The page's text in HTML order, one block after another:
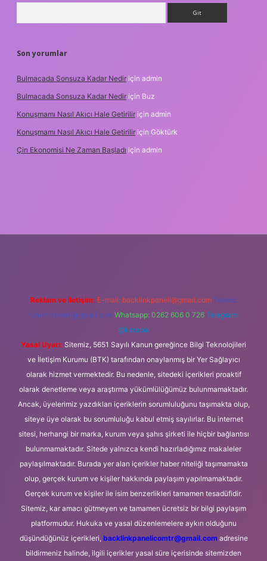
Son yorumlar
Bulmacada Sonsuza Kadar Nedir için admin
Bulmacada Sonsuza Kadar Nedir için Buz
Konuşmamı Nasıl Akıcı Hale Getirilir için admin
Konuşmamı Nasıl Akıcı Hale Getirilir için Göktürk
Çin Ekonomisi Ne Zaman Başladı için admin
Reklam ve İletişim: E-mail: backlinkpaneli@gmail.com Teams:
forumhizmeti@gmail.com Whatsapp: 0262 606 0 726 Telegram:
@karabul
Yasal Uyarı: Sitemiz, 5651 Sayılı Kanun gereğince Bilgi Teknolojileri
ve İletişim Kurumu (BTK) tarafından onaylanmış bir Yer Sağlayıcı
olarak hizmet vermektedir. Bu nedenle, sitedeki içerikleri proaktif
olarak denetleme veya araştırma yükümlülüğümüz bulunmamaktadır.
Ancak, üyelerimiz yazdıkları içeriklerin sorumluluğunu taşımakta olup,
siteye üye olarak bu sorumluluğu kabul etmiş sayılırlar. Bu internet
sitesi, herhangi bir marka, kurum veya şahıs şirketi ile hiçbir bağlantısı
bulunmamaktadır. Sitede yalnızca kendi hazırladığımız makaleler
paylaşılmaktadır. Burada yer alan içerikler haber niteliği taşımamakta
olup, gerçek kurum ve kişiler hakkında paylaşım yapılmamaktadır.
Gerçek kurum ve kişiler ile isim benzerlikleri tamamen tesadüfidir.
Sitemiz, kar amacı gütmeyen ve tamamen ücretsiz bir bilgi paylaşım
platformudur. Hukuka ve yasal düzenlemelere aykırı olduğunu
düşündüğünüz içerikleri, backlinkpanelicomtr@gmail.comadresine
bildirmeniz halinde, ilgili içerikler yasal süre içerisinde sitemizden